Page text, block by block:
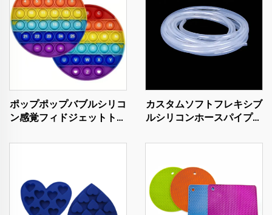
ポップポップバブルシリコ
ン感覚フィドジェットトイ
ズ用 収納可能 イースター
カスタムソフトフレキシブ
ルシリコンホースパイプ薄
レード透明パルスポンプシ